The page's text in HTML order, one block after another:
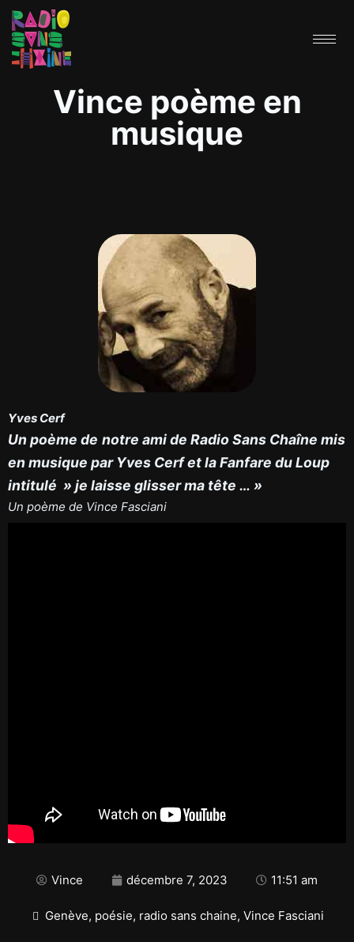
Vince poème en
musique
Yves Cerf
Un poème de notre ami de Radio Sans Chaîne mis
en musique par Yves Cerf et la Fanfare du Loup
intitulé » je laisse glisser ma tête … »
Un poème de Vince Fasciani
Vince décembre 7, 2023 11:51 am
Genève, poésie, radio sans chaine, Vince Fasciani